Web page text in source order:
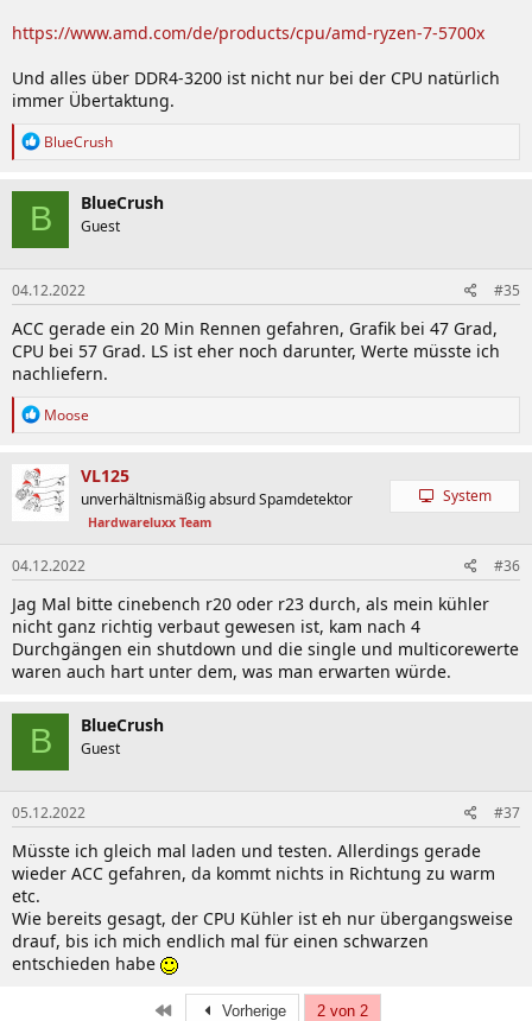
https://www.amd.com/de/products/cpu/amd-ryzen-7-5700x
Und alles über DDR4-3200 ist nicht nur bei der CPU natürlich
immer Übertaktung.
R
k
t
i
o
n
e
n
:
BlueCrush
B BlueCrush
Guest
04.12.2022 #35
ACC gerade ein 20 Min Rennen gefahren, Grafik bei 47 Grad,
CPU bei 57 Grad. LS ist eher noch darunter, Werte müsste ich
nachliefern.
R
t
i
n
e
n
:
Moose
VL125
unverhältnismäßig absurd Spamdetektor
Hardwareluxx Team
System
04.12.2022 #36
Jag Mal bitte cinebench r20 oder r23 durch, als mein kühler
nicht ganz richtig verbaut gewesen ist, kam nach 4
Durchgängen ein shutdown und die single und multicorewerte
waren auch hart unter dem, was man erwarten würde.
B BlueCrush
Guest
05.12.2022 #37
Müsste ich gleich mal laden und testen. Allerdings gerade
wieder ACC gefahren, da kommt nichts in Richtung zu warm
etc.
Wie bereits gesagt, der CPU Kühler ist eh nur übergangsweise
drauf, bis ich mich endlich mal für einen schwarzen
entschieden habe
Erste Vorherige 2 von 2